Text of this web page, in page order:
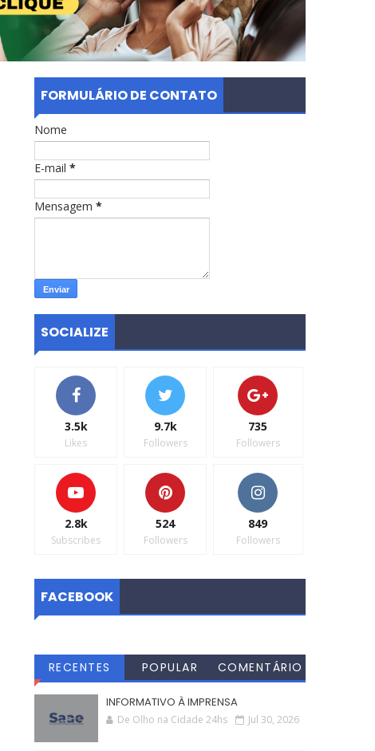
FORMULÁRIO DE CONTATO
Nome
E-mail *
Mensagem *
SOCIALIZE
3.5k
Likes
9.7k
Followers
735
Followers
2.8k
Subscribes
524
Followers
849
Followers
FACEBOOK
RECENTES POPULAR
COMENTÁRIO
INFORMATIVO À IMPRENSA
De Olho na Cidade 24hs Jul 30, 2026